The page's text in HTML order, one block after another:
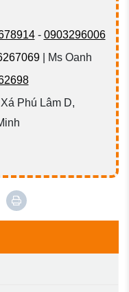
- 0903296006
| Ms Oanh
Phú Lâm D,